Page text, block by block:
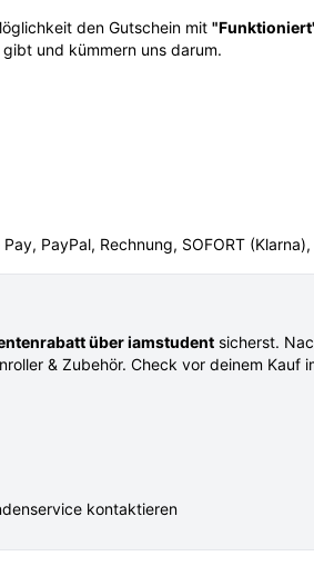
den Gutschein mit
und kümmern uns darum.
PayPal, Rechnung, SOFORT
über iamstudent sicherst.
& Zubehör. Check vor deinem Kauf
kontaktieren